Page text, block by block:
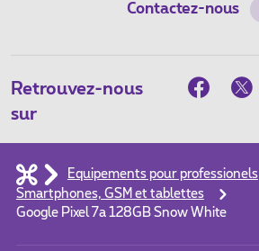
Contactez-nous
Retrouvez-nous
sur
Equipements pour professionels
Smartphones, GSM et tablettes
Google Pixel 7a 128GB Snow White